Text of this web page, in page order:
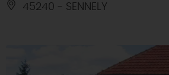
45240 - SENNELY